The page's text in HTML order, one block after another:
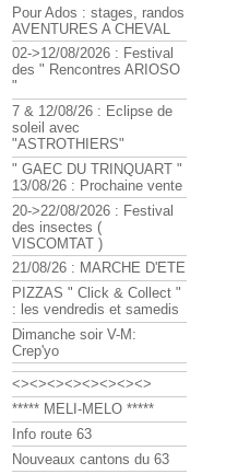
Pour Ados : stages, randos
AVENTURES A CHEVAL
02->12/08/2026 : Festival
des " Rencontres ARIOSO
"
7 & 12/08/26 : Eclipse de
soleil avec
"ASTROTHIERS"
" GAEC DU TRINQUART "
13/08/26 : Prochaine vente
20->22/08/2026 : Festival
des insectes (
VISCOMTAT )
21/08/26 : MARCHE D'ETE
PIZZAS " Click & Collect "
: les vendredis et samedis
Dimanche soir V-M:
Crep'yo
<><><><><><><><>
***** MELI-MELO *****
Info route 63
Nouveaux cantons du 63